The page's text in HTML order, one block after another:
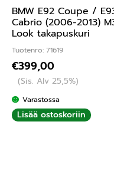
BMW E92 Coupe /
Cabrio (2006-2013)
Look takapuskuri
Tuotenro: 71619
€399,00
(Sis. Alv 25,5%)
Varastossa
Lisää ostoskoriin